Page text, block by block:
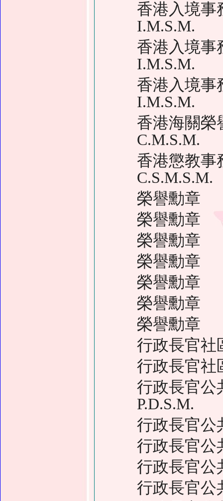
香港入境
I.M.S.M.
香港入境
I.M.S.M.
香港入境
I.M.S.M.
香港海關
C.M.S.M.
香港懲教
C.S.M.S.M.
榮譽勳
榮譽勳
榮譽勳
榮譽勳
榮譽勳
榮譽勳
榮譽勳
行政長官
行政長官
行政長官
P.D.S.M.
行政長官
行政長官
行政長官
行政長官